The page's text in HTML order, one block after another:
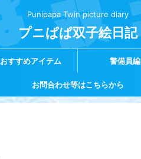
Punipapa Twin picture diary
プニぱぱ双子絵日記
おすすめアイテム 警備員編
お問合わせ等はこちらから